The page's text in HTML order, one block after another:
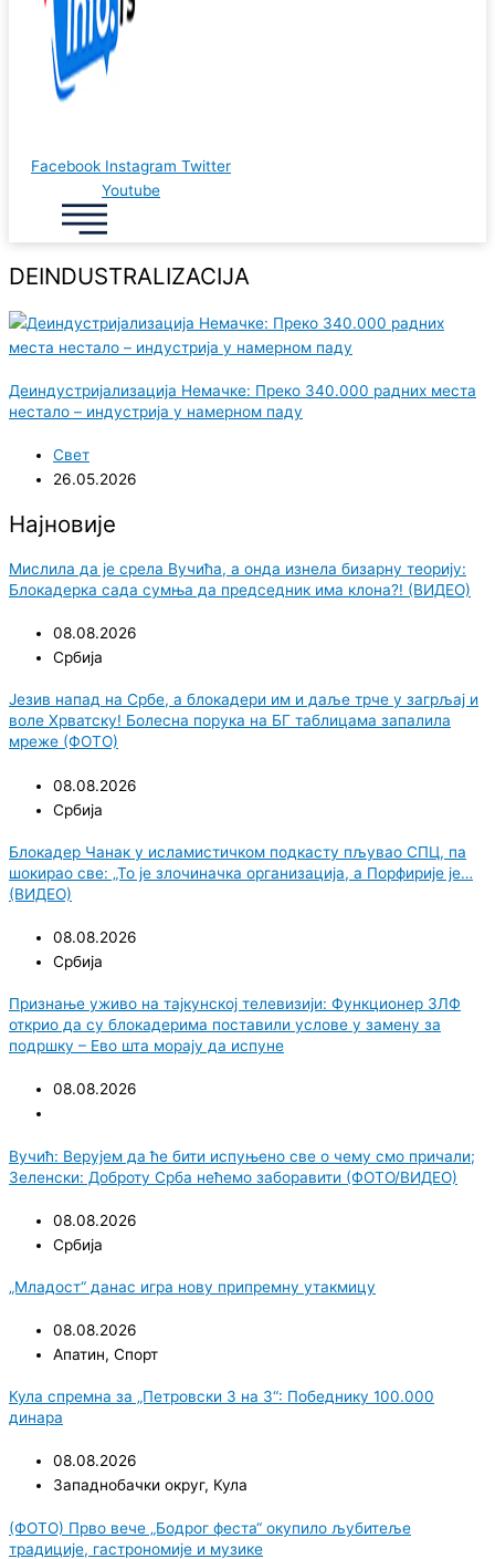
Facebook Instagram Twitter
Youtube
DEINDUSTRALIZACIJA
Деиндустријализација Немачке: Преко 340.000 радних места
нестало – индустрија у намерном паду
Свет
26.05.2026
Најновије
Мислила да је срела Вучића, а онда изнела бизарну теорију:
Блокадерка сада сумња да председник има клона?! (ВИДЕО)
08.08.2026
Србија
Језив напад на Србе, а блокадери им и даље трче у загрљај и
воле Хрватску! Болесна порука на БГ таблицама запалила
мреже (ФОТО)
08.08.2026
Србија
Блокадер Чанак у исламистичком подкасту пљувао СПЦ, па
шокирао све: „То је злочиначка организација, а Порфирије је…
(ВИДЕО)
08.08.2026
Србија
Признање уживо на тајкунској телевизији: Функционер ЗЛФ
открио да су блокадерима поставили услове у замену за
подршку – Ево шта морају да испуне
08.08.2026
Вучић: Верујем да ће бити испуњено све о чему смо причали;
Зеленски: Доброту Срба нећемо заборавити (ФОТО/ВИДЕО)
08.08.2026
Србија
„Младост“ данас игра нову припремну утакмицу
08.08.2026
Апатин, Спорт
Кула спремна за „Петровски 3 на 3“: Победнику 100.000
динара
08.08.2026
Западнобачки округ, Кула
(ФОТО) Прво вече „Бодрог феста“ окупило љубитеље
традиције, гастрономије и музике